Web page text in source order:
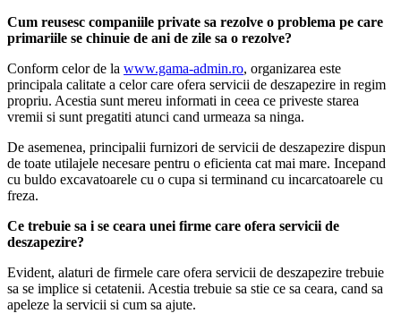
Cum reusesc companiile private sa rezolve o problema pe care
primariile se chinuie de ani de zile sa o rezolve?
Conform celor de la www.gama-admin.ro, organizarea este
principala calitate a celor care ofera servicii de deszapezire in regim
propriu. Acestia sunt mereu informati in ceea ce priveste starea
vremii si sunt pregatiti atunci cand urmeaza sa ninga.
De asemenea, principalii furnizori de servicii de deszapezire dispun
de toate utilajele necesare pentru o eficienta cat mai mare. Incepand
cu buldo excavatoarele cu o cupa si terminand cu incarcatoarele cu
freza.
Ce trebuie sa i se ceara unei firme care ofera servicii de
deszapezire?
Evident, alaturi de firmele care ofera servicii de deszapezire trebuie
sa se implice si cetatenii. Acestia trebuie sa stie ce sa ceara, cand sa
apeleze la servicii si cum sa ajute.